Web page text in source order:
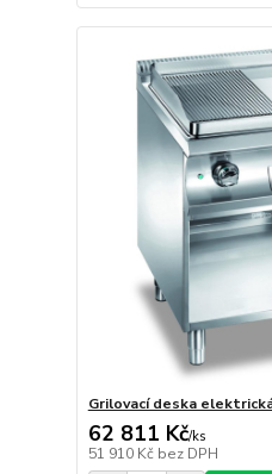
Grilovací deska
62 811 Kč/ks
51 910 Kč bez DPH